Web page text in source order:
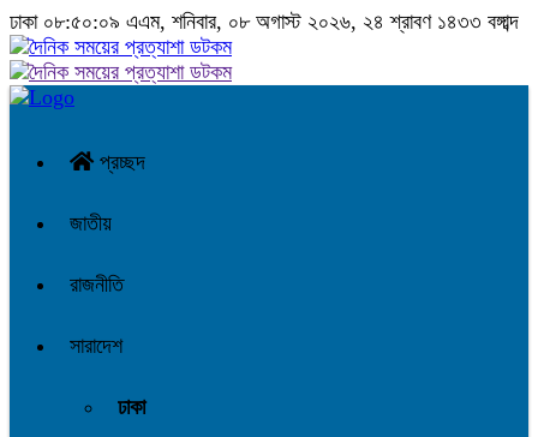
ঢাকা ০৮:৫০:১০ এএম, শনিবার, ০৮ অগাস্ট ২০২৬, ২৪ শ্রাবণ ১৪৩৩ বঙ্গাব্দ
প্রচ্ছদ
জাতীয়
রাজনীতি
সারাদেশ
ঢাকা